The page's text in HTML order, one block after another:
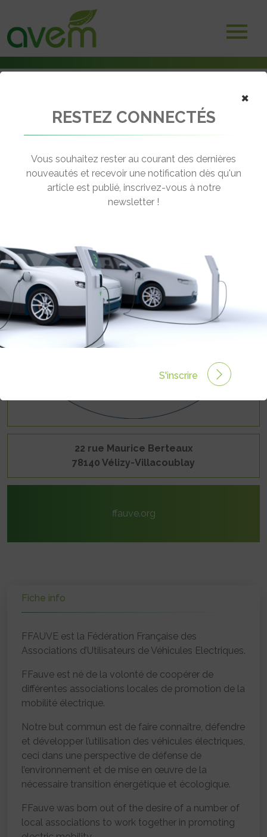
Associations
22 rue Maurice Berteaux
78140 Vélizy-Villacoublay
ffauve.org
Fiche info
FFAUVE est la Fédération Française des
Associations d’Utilisateurs de Véhicules Electriques.
FFauve est né de la volonté de coopérer de
différentes associations locales de promotion de la
mobilité électrique.
Notre but commun est de faire connaître, défendre
et développer l’utilisation des véhicules électriques,
ceci dans une perspective de défense de
l’environnement et de mise en œuvre de la
nécessaire transition énergétique et écologique.
FFauve was born out of the desire of a number of
local associations to work together in promoting
×
RESTEZ CONNECTÉS
Vous souhaitez rester au courant des dernières
nouveautés et recevoir une notification dès qu'un
article est publié, inscrivez-vous à notre
newsletter !
S'inscrire